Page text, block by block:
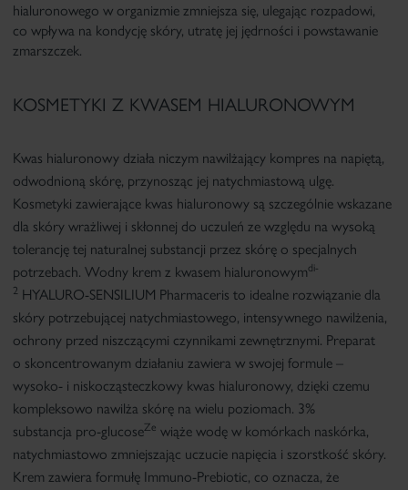
hialuronowego w organizmie zmniejsza się, ulegając rozpadowi,
co wpływa na kondycję skóry, utratę jej jędrności i powstawanie
zmarszczek.
KOSMETYKI Z KWASEM HIALURONOWYM
Kwas hialuronowy działa niczym nawilżający kompres na napiętą,
odwodnioną skórę, przynosząc jej natychmiastową ulgę.
Kosmetyki zawierające kwas hialuronowy są szczególnie wskazane
dla skóry wrażliwej i skłonnej do uczuleń ze względu na wysoką
tolerancję tej naturalnej substancji przez skórę o specjalnych
potrzebach.Wodny krem z kwasem hialuronowymdi-
2 HYALURO-SENSILIUM Pharmaceris to idealne rozwiązanie dla
skóry potrzebującej natychmiastowego, intensywnego nawilżenia,
ochrony przed niszczącymi czynnikami zewnętrznymi. Preparat
o skoncentrowanym działaniu zawiera w swojej formule –
wysoko- i niskocząsteczkowy kwas hialuronowy, dzięki czemu
kompleksowo nawilża skórę na wielu poziomach. 3%
substancja pro-glucoseZe wiąże wodę w komórkach naskórka,
natychmiastowo zmniejszając uczucie napięcia i szorstkość skóry.
Krem zawiera formułę Immuno-Prebiotic, co oznacza, że